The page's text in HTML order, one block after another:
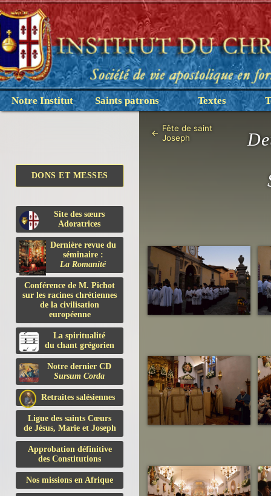
Notre Institut Saints patrons Textes
DONS ET MESSES
Site des sœurs
Adoratrices
Dernière revue du
séminaire :
La Romanité
Conférence de M. Pichot
sur les racines chrétiennes
de la civilisation
européenne
La spiritualité
du chant grégorien
Notre dernier CD
Sursum Corda
Retraites salésiennes
Ligue des saints Cœurs
de Jésus, Marie et Joseph
Approbation définitive
des Constitutions
Nos missions en Afrique
← Fête de saint
Joseph